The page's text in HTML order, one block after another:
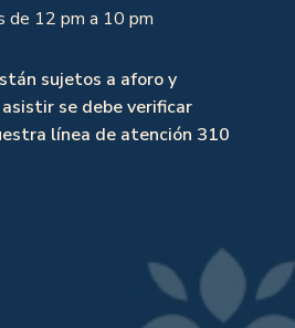
de 12 pm a 10 pm
sujetos a aforo y
se debe verificar
línea de atención 310